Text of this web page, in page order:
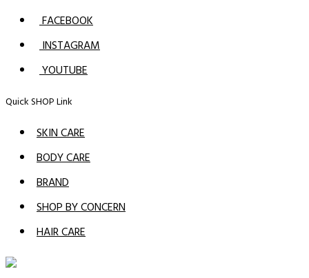
FACEBOOK
INSTAGRAM
YOUTUBE
Quick SHOP Link
SKIN CARE
BODY CARE
BRAND
SHOP BY CONCERN
HAIR CARE